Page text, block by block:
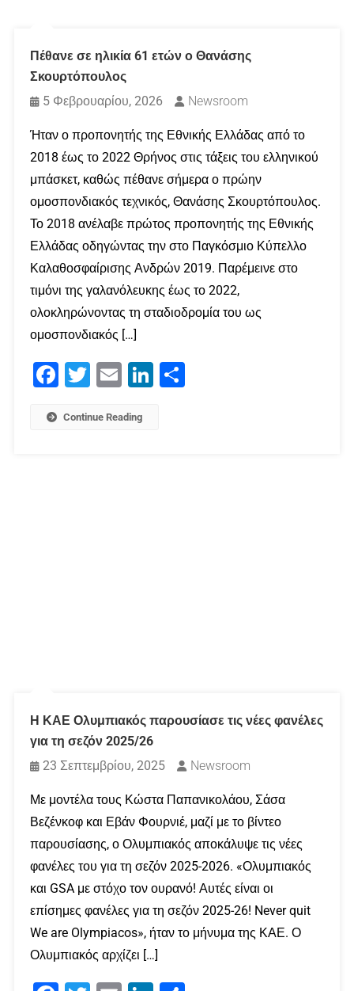
Πέθανε σε ηλικία 61 ετών ο Θανάσης
Σκουρτόπουλος
5 Φεβρουαρίου, 2026
Newsroom
Ήταν ο προπονητής της Εθνικής Ελλάδας από το
2018 έως το 2022 Θρήνος στις τάξεις του ελληνικού
μπάσκετ, καθώς πέθανε σήμερα ο πρώην
ομοσπονδιακός τεχνικός, Θανάσης Σκουρτόπουλος.
Το 2018 ανέλαβε πρώτος προπονητής της Εθνικής
Ελλάδας οδηγώντας την στο Παγκόσμιο Κύπελλο
Καλαθοσφαίρισης Ανδρών 2019. Παρέμεινε στο
τιμόνι της γαλανόλευκης έως το 2022,
ολοκληρώνοντας τη σταδιοδρομία του ως
ομοσπονδιακός […]
Facebook
Twitter Email LinkedIn
Continue Reading
Η ΚΑΕ Ολυμπιακός παρουσίασε τις νέες φανέλες
για τη σεζόν 2025/26
23 Σεπτεμβρίου, 2025
Newsroom
Με μοντέλα τους Κώστα Παπανικολάου, Σάσα
Βεζένκοφ και Εβάν Φουρνιέ, μαζί με το βίντεο
παρουσίασης, ο Ολυμπιακός αποκάλυψε τις νέες
φανέλες του για τη σεζόν 2025-2026. «Ολυμπιακός
και GSA με στόχο τον ουρανό! Αυτές είναι οι
επίσημες φανέλες για τη σεζόν 2025-26! Never quit
We are Olympiacos», ήταν το μήνυμα της ΚΑΕ. Ο
Ολυμπιακός αρχίζει […]